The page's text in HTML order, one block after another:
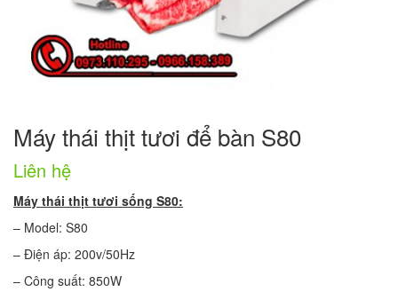
Máy thái thịt tươi để bàn S80
Liên hệ
Máy thái thịt tươi sống S80:
– Model: S80
– Điện áp: 200v/50Hz
– Công suất: 850W